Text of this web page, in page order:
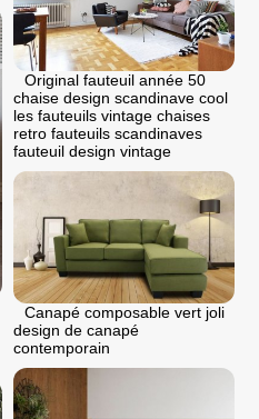
Original fauteuil année 50
chaise design scandinave cool
les fauteuils vintage chaises
retro fauteuils scandinaves
fauteuil design vintage
Canapé composable vert joli
design de canapé
contemporain